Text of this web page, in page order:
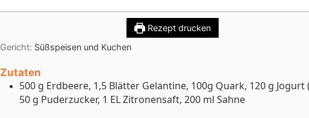
Rezept drucken
Gericht: Süßspeisen und Kuchen
Zutaten
500 g Erdbeere, 1,5 Blätter Gelantine, 100g Quark, 120 g Jogurt
50 g Puderzucker, 1 EL Zitronensaft, 200 ml Sahne